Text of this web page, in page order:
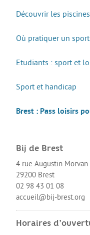
Découvrir les
Où pratiquer un
Etudiants : sport et
Sport et handicap
Brest : Pass loisirs
Bij de Brest
4 rue Augustin Morvan
29200 Brest
02 98 43 01 08
accueil@bij-brest.org
Horaires